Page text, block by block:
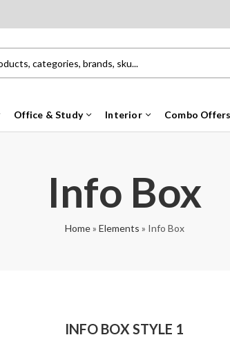
Office & Study Interior Combo Offers
Info Box
Home» Elements » Info Box
INFO BOX STYLE 1